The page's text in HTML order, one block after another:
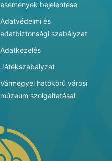
események bejelentése
Adatvédelmi és
adatbiztonsági szabályzat
Adatkezelés
Játékszabályzat
Vármegyei hatókörű városi
múzeum szolgáltatásai